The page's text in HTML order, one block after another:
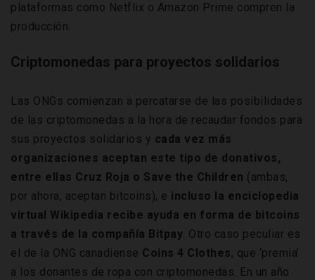
plataformas como Netflix o Amazon Prime compren la
producción.
Criptomonedas para proyectos solidarios
Las ONGs comienzan a percatarse de las posibilidades
de las criptomonedas a la hora de recaudar fondos para
sus proyectos solidarios y cada vez más
organizaciones aceptan este tipo de donativos,
entre ellas Cruz Roja o Save the Children (ambas,
por ahora, aceptan bitcoins), e incluso la enciclopedia
virtual Wikipedia recibe ayuda en forma de bitcoins
a través de la compañía Bitpay. Otro caso peculiar es
el de la ONG canadiense Coins 4 Clothes, que ‘premia’
a los donantes de ropa con criptomonedas. En un año